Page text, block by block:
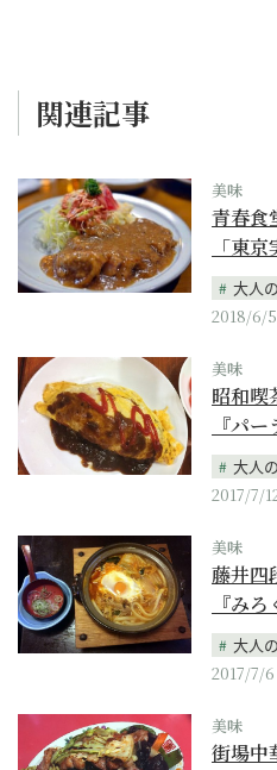
関連記事
美味
青春食
「東
大人
2018/6/5
美味
昭和喫
『パ
大人
2017/7/
美味
藤井四
『み
大人
2017/7/6
美味
街場中